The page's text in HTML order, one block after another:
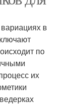
в
по
их